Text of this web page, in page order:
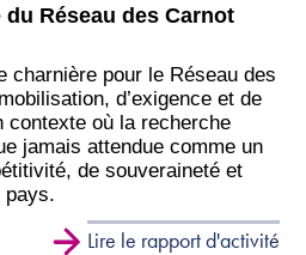
Réseau des Carnot
charnière pour le Réseau des
d’exigence et de
contexte où la recherche
jamais attendue comme un
de souveraineté et
pays.
Lire le rapport d'activité